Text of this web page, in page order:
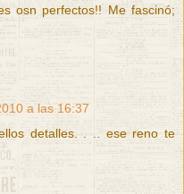
osn perfectos!! Me fascinó;
a las 16:37
detalles. . .. ese reno te